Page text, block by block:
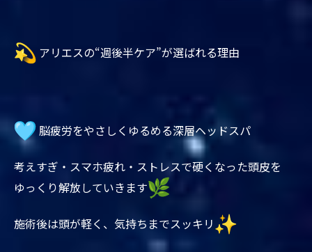
アリエスの“週後半ケア”が選ばれる理由
脳疲労をやさしくゆるめる深層ヘッドスパ
考えすぎ・スマホ疲れ・ストレスで硬くなった頭皮を
ゆっくり解放していきます
施術後は頭が軽く、気持ちまでスッキリ